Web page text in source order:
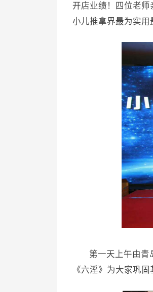
开店业绩！四位老
小儿推拿界最为实用
第一天上午由青
《六淫》为大家巩